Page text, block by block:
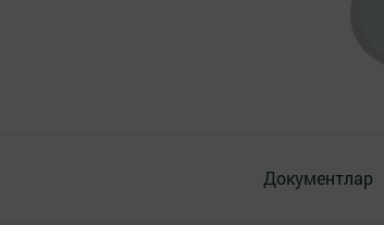
Документлар